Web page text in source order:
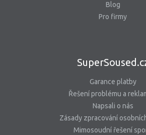
Blog
Pro firmy
Garance platby
Řešení problému a
Napsali o nás
Zásady zpracování
Mimosoudní řešení